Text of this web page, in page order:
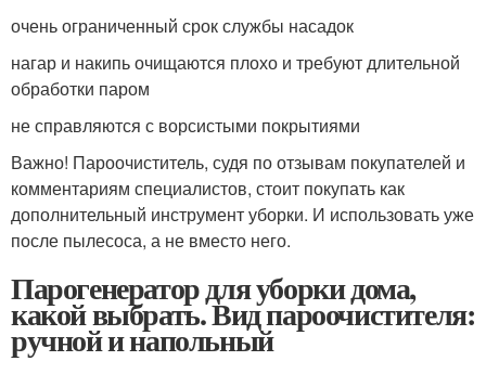
очень ограниченный срок службы насадок
нагар и накипь очищаются плохо и требуют длительной
обработки паром
не справляются с ворсистыми покрытиями
Важно! Пароочиститель, судя по отзывам покупателей и
комментариям специалистов, стоит покупать как
дополнительный инструмент уборки. И использовать уже
после пылесоса, а не вместо него.
Парогенератор для уборки дома,
какой выбрать. Вид пароочистителя:
ручной и напольный